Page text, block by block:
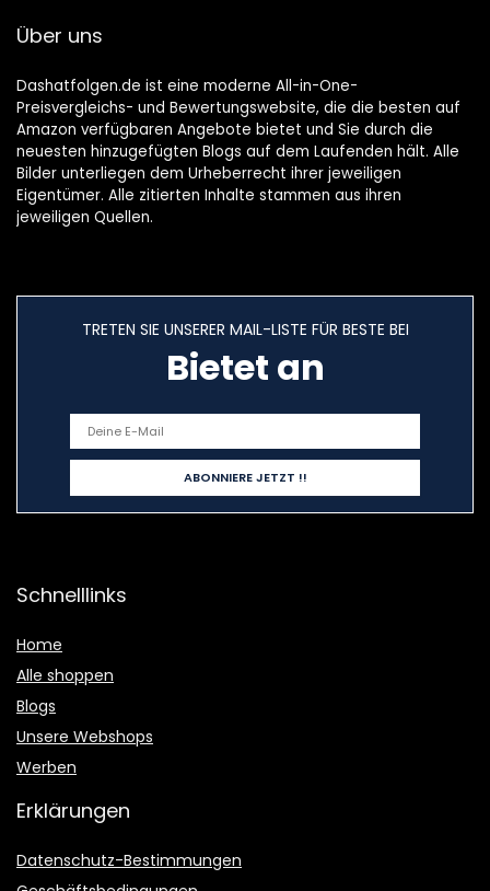
Über uns
Dashatfolgen.de ist eine moderne All-in-One-
Preisvergleichs- und Bewertungswebsite, die die besten auf
Amazon verfügbaren Angebote bietet und Sie durch die
neuesten hinzugefügten Blogs auf dem Laufenden hält. Alle
Bilder unterliegen dem Urheberrecht ihrer jeweiligen
Eigentümer. Alle zitierten Inhalte stammen aus ihren
jeweiligen Quellen.
TRETEN SIE UNSERER MAIL-LISTE FÜR BESTE BEI
Bietet an
Schnelllinks
Home
Alle shoppen
Blogs
Unsere Webshops
Werben
Erklärungen
Datenschutz-Bestimmungen